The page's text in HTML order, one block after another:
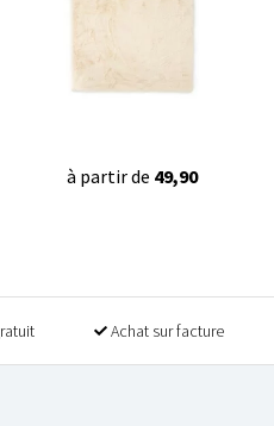
à partir de 49,90
Achat sur facture